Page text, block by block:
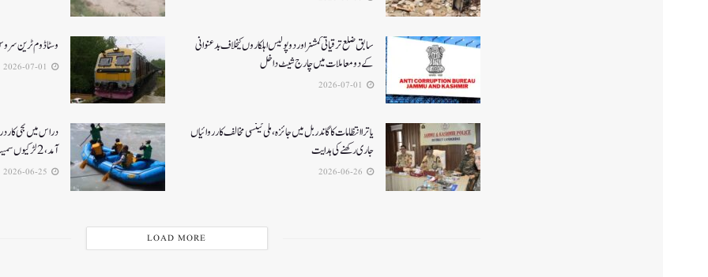
سابق ضلع ترقیاتی کمشنر اور دو پولیس اہلکاروں کیخلاف بدعنوانی
کے دو معاملات میں چارج شیٹ داخل
وسٹا ڈوم ٹرین
یاترا انتظامات کا گاندربل میں جائزہ، ملی ٹینسی مخالف کارروائیاں
جاری رکھنے کی ہدایت
دراس میں نجی
آمد، 2لڑکیوں سمیت تین لاپتہ
LOAD MORE